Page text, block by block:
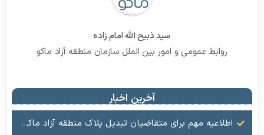
سید ذبیح الله امام زاده
روابط عمومی و امور بین الملل سازمان منطقه آزاد ماکو
آخرین اخبار
اطلاعیه مهم برای متقاضیان تبدیل پلاک منطقه آزاد ماکو به پلاک ملی